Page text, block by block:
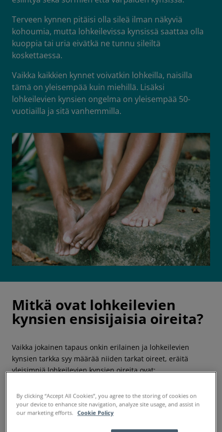
Terveen kynnen pitäisi olla sileä ilman näkyviä
kohoumia, mutta lohkeilevissa kynsissä saattaa olla
kuoppia tai uria eivätkä ne tunnu sileiltä
koskettaessa.
Vaikka kaikkien kynnet voivatkin lohkeilla, naisilla
tämä on yleisempää kuin miehillä. Lisäksi
lohkeilevien kynsien ongelma on yleisempää 50-
vuotiailla ja sitä vanhemmilla.
Mitkä ovat lohkeilevien
kynsien ensisijaisia oireita?
Vaikka jokainen tapaus onkin erilainen ja lohkeilevien
kynsien tarkka syy määrää niiden tarkat oireet, eräitä
yleisimpiä lohkeilevien kynsien oireita ovat:
kynsien murtuminen ja halkeilu
By clicking “Accept All Cookies”, you agree to the storing of cookies on
your device to enhance site navigation, analyze site usage, and assist in
our marketing efforts.
Cookie Policy